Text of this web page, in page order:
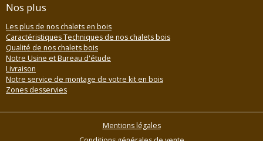
Nos plus
Les plus de nos chalets en bois
Caractéristiques Techniques de nos chalets bois
Qualité de nos chalets bois
Notre Usine et Bureau d'étude
Livraison
Notre service de montage de votre kit en bois
Zones desservies
Mentions légales